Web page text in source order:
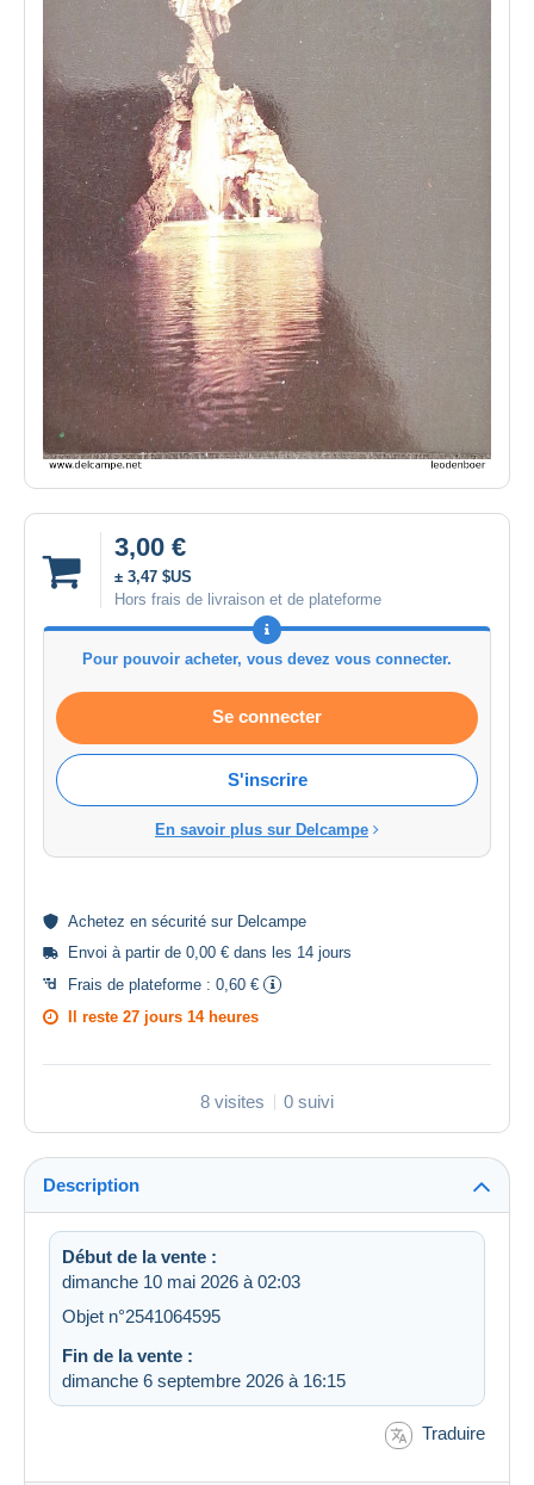
3,00 €
± 3,47 $US
Hors frais de livraison et de plateforme
Pour pouvoir acheter, vous devez vous connecter.
Se connecter
S'inscrire
En savoir plus sur Delcampe
Achetez en sécurité sur Delcampe
Envoi à partir de 0,00 € dans les 14 jours
Frais de plateforme : 0,60 €
Il reste 27 jours 14 heures
8 visites 0 suivi
Description
Début de la vente :
dimanche 10 mai 2026 à 02:03
Objet n°2541064595
Fin de la vente :
dimanche 6 septembre 2026 à 16:15
Traduire